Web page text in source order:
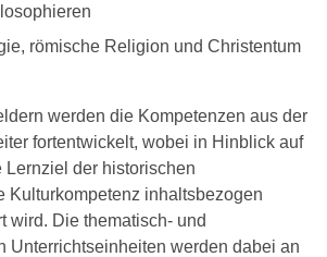
römische Religion und Christentum
werden die Kompetenzen aus der
fortentwickelt, wobei in Hinblick auf
Lernziel der historischen
Kulturkompetenz inhaltsbezogen
wird. Die thematisch- und
Unterrichtseinheiten werden dabei an